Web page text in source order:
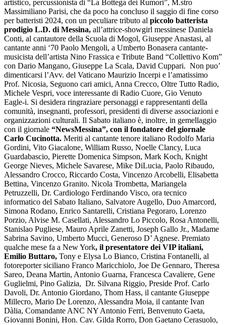
artistico, percussionista di “La Bottega dei Rumori”, M.stro
Massimiliano Parisi, che da poco ha concluso il saggio di fine corso
per batteristi 2024, con un peculiare tributo al piccolo batterista
prodigio L.D. di Messina, all’attrice-showgirl messinese Daniela
Conti, al cantautore della Scuola di Mogol, Giuseppe Anastasi, al
cantante anni ‘70 Paolo Mengoli, a Umberto Bonasera cantante-
musicista dell’artista Nino Frassica e Tribute Band “Collettivo Kom”
con Dario Mangano, Giuseppe La Scala, David Cuppari. Non puo’
dimenticarsi l’Avv. del Vaticano Maurizio Incerpi e l’amatissimo
Prof. Nicosia, Seguono cari amici, Anna Crecco, Oltre Tutto Radio,
Michele Vespri, voce interessante di Radio Cuore, Gio Venuto
Eagle-i. Si desidera ringraziare personaggi e rappresentanti della
comunità, insegnanti, professori, presidenti di diverse associazioni e
organizzazioni culturali. Il Sabato italiano è, inoltre, in gemellaggio
con il giornale “NewsMessina”, con il fondatore del giornale
Carlo Cucinotta. Meriti al cantante tenore italiano Rodolfo Maria
Gordini, Vito Giacalone, William Russo, Noelle Clancy, Luca
Guardabascio, Pierette Domenica Simpson, Mark Koch, Knight
George Nieves, Michele Savarese, Mike DiLucia, Paolo Ribaudo,
Alessandro Crocco, Riccardo Costa, Vincenzo Arcobelli, Elisabetta
Bettina, Vincenzo Granito. Nicola Trombetta, Mariangela
Petruzzelli, Dr. Cardiologo Ferdinando Visco, ora tecnico
informatico del Sabato Italiano, Salvatore Augello, Duo Amarcord,
Simona Rodano, Enrico Santarelli, Cristiana Pegoraro, Lorenzo
Porzio, Alvise M. Casellati, Alessandro Lo Piccolo, Rosa Antonelli,
Stanislao Pugliese, Mauro Aprile Zanetti, Joseph Gallo Jr., Madame
Sabrina Savino, Umberto Mucci, Generoso D’ Agnese. Premiato
qualche mese fa a New York, il presentatore dei VIP italiani,
Emilio Buttaro, Tony e Elysa Lo Bianco, Cristina Fontanelli, al
fotoreporter siciliano Franco Maricchiolo, Joe De Gennaro, Theresa
Sareo, Deana Martin, Antonio Guarna, Francesca Cavaliere, Gene
Guglielmi, Pino Galizia, Dr. Silvana Riggio, Preside Prof. Carlo
Davoli, Dr. Antonio Giordano, Thom Hass, il cantante Giuseppe
Millecro, Mario De Lorenzo, Alessandra Moia, il cantante Ivan
Dàlia, Comandante ANC NY Antonio Ferri, Benvenuto Gaeta,
Giovanni Bonini, Hon. Cav. Gilda Rorro, Don Gaetano Cerasuolo,